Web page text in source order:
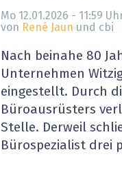
» alle News
Mo 12.01.2026 - 11:59
von René Jaun und cbi
Nach beinahe 80
Unternehmen
eingestellt. Durch
Büroausrüsters
Stelle. Derweil
Bürospezialist drei